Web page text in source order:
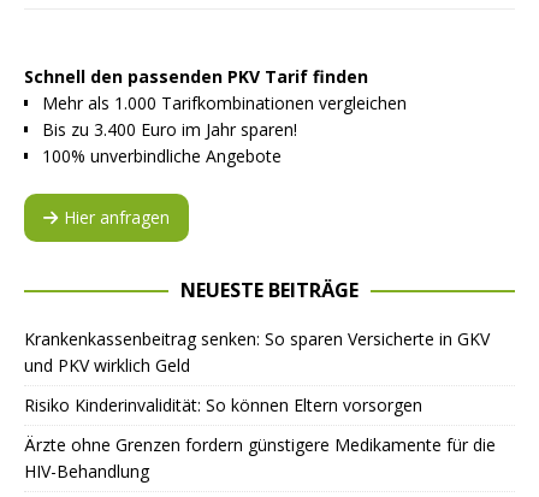
Schnell den passenden PKV Tarif finden
Mehr als 1.000 Tarifkombinationen vergleichen
Bis zu 3.400 Euro im Jahr sparen!
100% unverbindliche Angebote
Hier anfragen
NEUESTE BEITRÄGE
Krankenkassenbeitrag senken: So sparen Versicherte in GKV
und PKV wirklich Geld
Risiko Kinderinvalidität: So können Eltern vorsorgen
Ärzte ohne Grenzen fordern günstigere Medikamente für die
HIV-Behandlung